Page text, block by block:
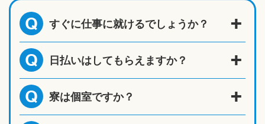
Q すぐに仕事に就けるでしょうか？
Q 日払いはしてもらえますか？
Q 寮は個室ですか？